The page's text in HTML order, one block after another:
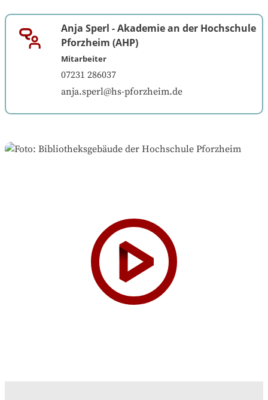
Anja Sperl -Akademie an der Hochschule
Pforzheim (AHP)
Mitarbeiter
07231 286037
anja.sperl@hs-pforzheim.de